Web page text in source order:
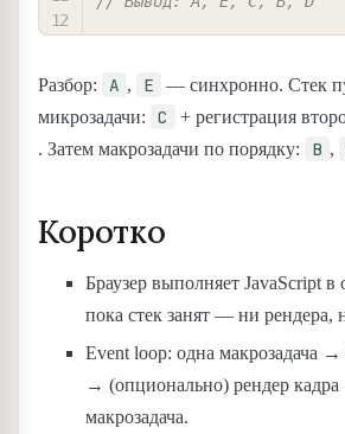
Разбор: A , E
— синхронно. Стек
микрозадачи:
C + регистрация
. Затем макрозадачи по порядку: B ,
Коротко
Браузер выполняет JavaScript в
пока стек занят — ни рендера,
Event loop: одна макрозадача →
→ (опционально) рендер
макрозадача.